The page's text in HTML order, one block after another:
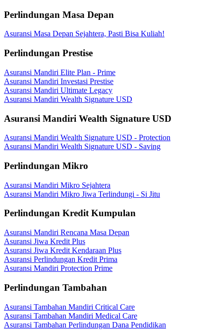
Perlindungan Masa Depan
Asuransi Masa Depan Sejahtera, Pasti Bisa Kuliah!
Perlindungan Prestise
Asuransi Mandiri Elite Plan - Prime
Asuransi Mandiri Investasi Prestise
Asuransi Mandiri Ultimate Legacy
Asuransi Mandiri Wealth Signature USD
Asuransi Mandiri Wealth Signature USD
Asuransi Mandiri Wealth Signature USD - Protection
Asuransi Mandiri Wealth Signature USD - Saving
Perlindungan Mikro
Asuransi Mandiri Mikro Sejahtera
Asuransi Mandiri Mikro Jiwa Terlindungi - Si Jitu
Perlindungan Kredit Kumpulan
Asuransi Mandiri Rencana Masa Depan
Asuransi Jiwa Kredit Plus
Asuransi Jiwa Kredit Kendaraan Plus
Asuransi Perlindungan Kredit Prima
Asuransi Mandiri Protection Prime
Perlindungan Tambahan
Asuransi Tambahan Mandiri Critical Care
Asuransi Tambahan Mandiri Medical Care
Asuransi Tambahan Perlindungan Dana Pendidikan